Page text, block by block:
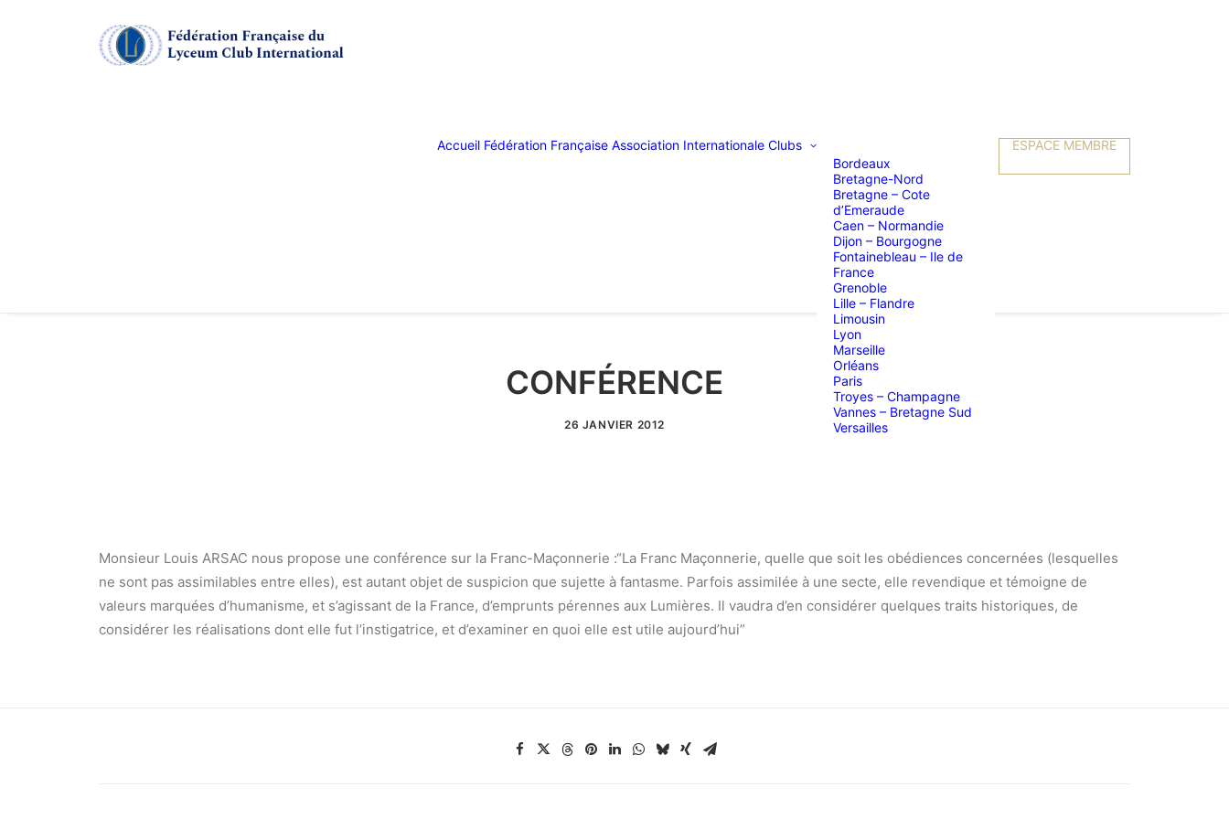
Accueil Fédération Française Association Internationale Clubs
Bordeaux
Bretagne-Nord
Bretagne – Cote
d’Emeraude
Caen – Normandie
Dijon – Bourgogne
Fontainebleau – Ile de
France
Grenoble
Lille – Flandre
Limousin
Lyon
Marseille
Orléans
Paris
Troyes – Champagne
Vannes – Bretagne Sud
Versailles
ESPACE MEMBRE
CONFÉRENCE
26 JANVIER 2012
Monsieur Louis ARSAC nous propose une conférence sur la Franc-Maçonnerie :“La Franc Maçonnerie, quelle que soit les obédiences concernées (lesquelles
ne sont pas assimilables entre elles), est autant objet de suspicion que sujette à fantasme. Parfois assimilée à une secte, elle revendique et témoigne de
valeurs marquées d’humanisme, et s’agissant de la France, d’emprunts pérennes aux Lumières. Il vaudra d’en considérer quelques traits historiques, de
considérer les réalisations dont elle fut l’instigatrice, et d’examiner en quoi elle est utile aujourd’hui”